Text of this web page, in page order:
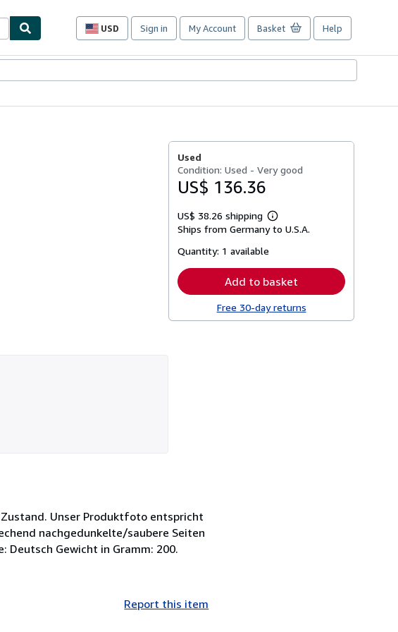
USD
Site
preferences
Sign in My Account Basket Help
Used
Condition: Used - Very good
US$ 136.36
US$ 38.26 shipping
Learn
more
Ships from Germany to U.S.A.
Quantity: 1 available
Add to basket
Free 30-day returns
Unser Produktfoto entspricht
nachgedunkelte/saubere Seiten
Deutsch Gewicht in Gramm: 200.
Report this item